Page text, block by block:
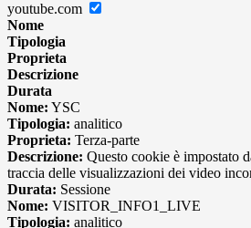
youtube.com
Nome
Tipologia
Proprieta
Descrizione
Durata
Nome: YSC
Tipologia: analitico
Proprieta: Terza-parte
Descrizione: Questo cookie è impostato
traccia delle visualizzazioni dei video
Durata: Sessione
Nome: VISITOR_INFO1_LIVE
Tipologia: analitico